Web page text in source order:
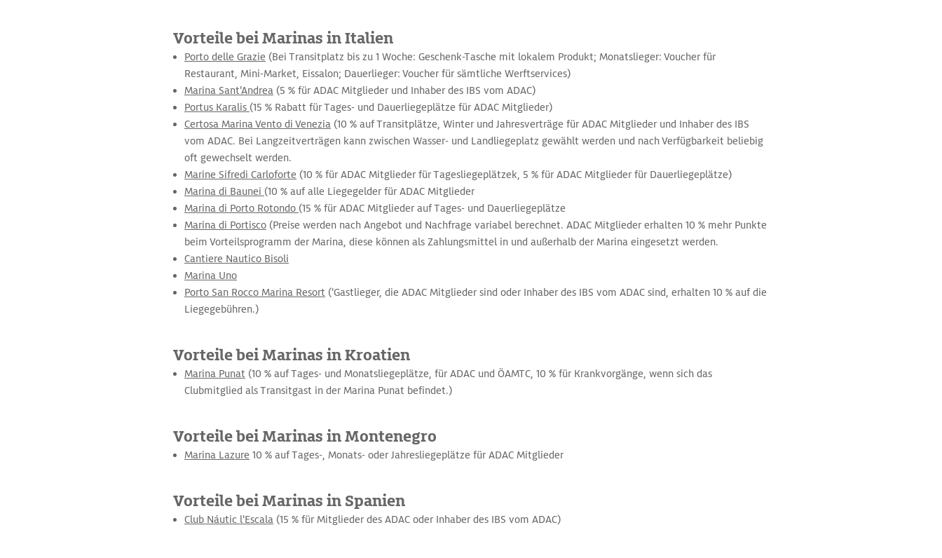
Vorteile bei Marinas in Italien
Porto delle Grazie (Bei Transitplatz bis zu 1 Woche: Geschenk-Tasche mit lokalem Produkt; Monatslieger: Voucher für
Restaurant, Mini-Market, Eissalon; Dauerlieger: Voucher für sämtliche Werftservices)
Marina Sant'Andrea (5 % für ADAC Mitglieder und Inhaber des IBS vom ADAC)
Portus Karalis (15 % Rabatt für Tages- und Dauerliegeplätze für ADAC Mitglieder)
Certosa Marina Vento di Venezia (10 % auf Transitplätze, Winter und Jahresverträge für ADAC Mitglieder und Inhaber des IBS
vom ADAC. Bei Langzeitverträgen kann zwischen Wasser- und Landliegeplatz gewählt werden und nach Verfügbarkeit beliebig
oft gewechselt werden.
Marine Sifredi Carloforte (10 % für ADAC Mitglieder für Tagesliegeplätzek, 5 % für ADAC Mitglieder für Dauerliegeplätze)
Marina di Baunei (10 % auf alle Liegegelder für ADAC Mitglieder
Marina di Porto Rotondo (15 % für ADAC Mitglieder auf Tages- und Dauerliegeplätze
Marina di Portisco (Preise werden nach Angebot und Nachfrage variabel berechnet. ADAC Mitglieder erhalten 10 % mehr Punkte
beim Vorteilsprogramm der Marina, diese können als Zahlungsmittel in und außerhalb der Marina eingesetzt werden.
Cantiere Nautico Bisoli
Marina Uno
Porto San Rocco Marina Resort ('Gastlieger, die ADAC Mitglieder sind oder Inhaber des IBS vom ADAC sind, erhalten 10 % auf die
Liegegebühren.)
Vorteile bei Marinas in Kroatien
Marina Punat (10 % auf Tages- und Monatsliegeplätze, für ADAC und ÖAMTC, 10 % für Krankvorgänge, wenn sich das
Clubmitglied als Transitgast in der Marina Punat befindet.)
Vorteile bei Marinas in Montenegro
Marina Lazure 10 % auf Tages-, Monats- oder Jahresliegeplätze für ADAC Mitglieder
Vorteile bei Marinas in Spanien
Club Náutic l'Escala (15 % für Mitglieder des ADAC oder Inhaber des IBS vom ADAC)